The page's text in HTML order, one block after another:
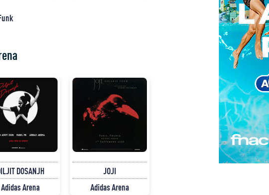
DOSANJH
Adidas Arena
JOJI
Adidas Arena